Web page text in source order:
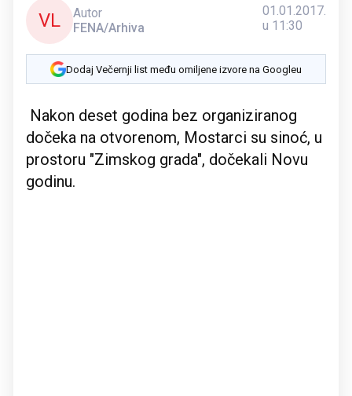
VL
Autor
FENA/Arhiva
01.01.2017.
u 11:30
Dodaj Večernji list među omiljene izvore na Googleu
Nakon deset godina bez organiziranog
dočeka na otvorenom, Mostarci su sinoć, u
prostoru "Zimskog grada", dočekali Novu
godinu.